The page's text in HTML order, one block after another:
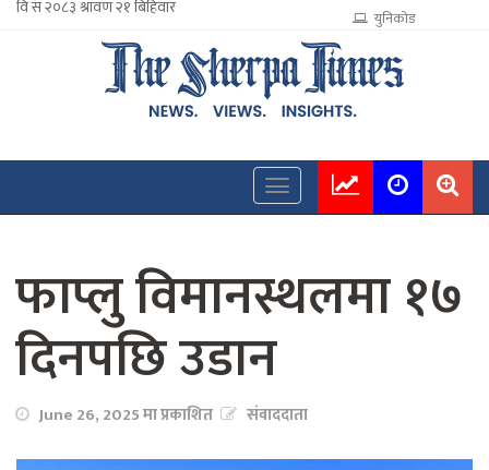
युनिकोड
फाप्लु विमानस्थलमा १७
दिनपछि उडान
June 26, 2025 मा प्रकाशित संवाददाता